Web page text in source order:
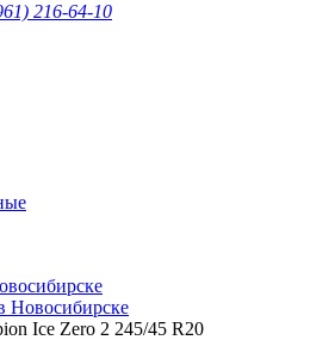
216-64-10
Новосибирске
Ice Zero 2 245/45 R20